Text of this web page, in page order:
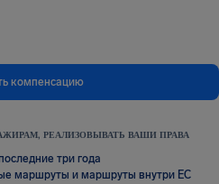
компенсацию
РЕАЛИЗОВЫВАТЬ ВАШИ ПРАВА
три года
маршруты и маршруты внутри ЕС